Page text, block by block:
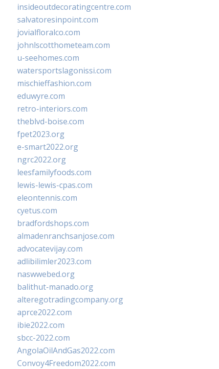
insideoutdecoratingcentre.com
salvatoresinpoint.com
jovialfloralco.com
johnlscotthometeam.com
u-seehomes.com
watersportslagonissi.com
mischieffashion.com
eduwyre.com
retro-interiors.com
theblvd-boise.com
fpet2023.org
e-smart2022.org
ngrc2022.org
leesfamilyfoods.com
lewis-lewis-cpas.com
eleontennis.com
cyetus.com
bradfordshops.com
almadenranchsanjose.com
advocatevijay.com
adlibilimler2023.com
naswwebed.org
balithut-manado.org
alteregotradingcompany.org
aprce2022.com
ibie2022.com
sbcc-2022.com
AngolaOilAndGas2022.com
Convoy4Freedom2022.com